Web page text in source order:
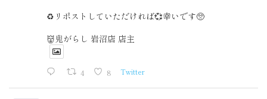
♻️リポストしていただければ💞幸いです🥺
👹鬼がらし 岩沼店 店主
4 8 Twitter